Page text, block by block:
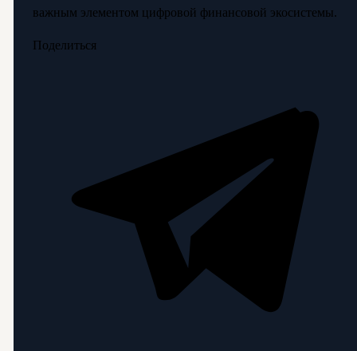
важным элементом цифровой финансовой экосистемы.
Поделиться